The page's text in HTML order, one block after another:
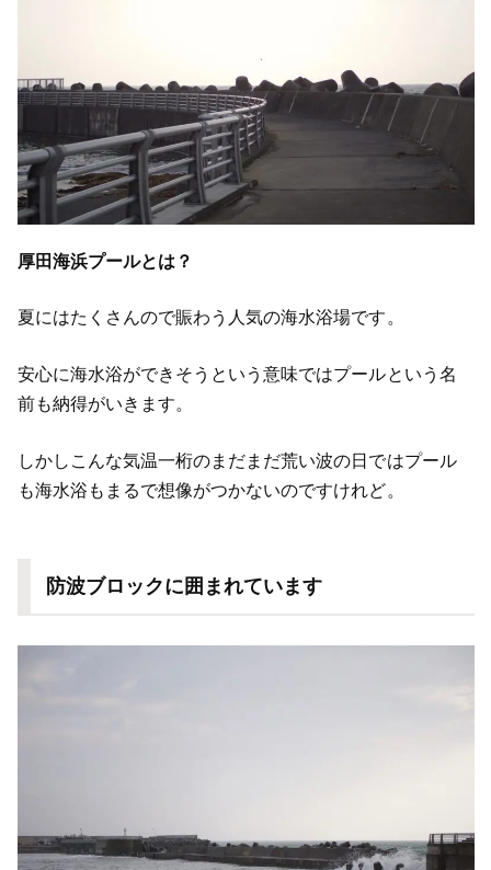
厚田海浜プールとは？
夏にはたくさんので賑わう人気の海水浴場です。
安心に海水浴ができそうという意味ではプールという名
前も納得がいきます。
しかしこんな気温一桁のまだまだ荒い波の日ではプール
も海水浴もまるで想像がつかないのですけれど。
防波ブロックに囲まれています